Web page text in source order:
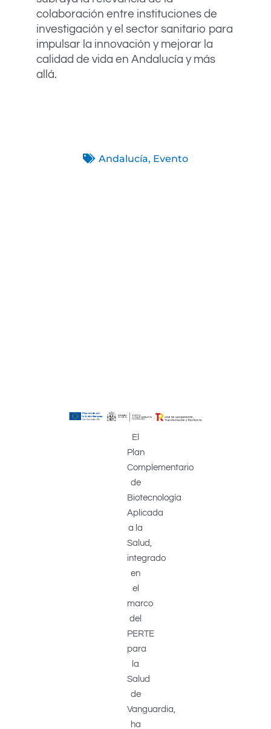
colaboración entre instituciones de
investigación y el sector sanitario para
impulsar la innovación y mejorar la
calidad de vida en Andalucía y más
allá.
Andalucía, Evento
El
Plan
Complementario
de
Biotecnología
Aplicada
a la
Salud,
integrado
en
el
marco
del
PERTE
para
la
Salud
de
Vanguardia,
ha